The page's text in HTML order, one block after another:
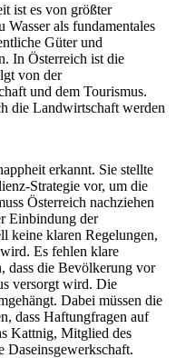
ist es von größter
als fundamentales
Güter und
In Österreich ist die
von der
und dem Tourismus.
die Landwirtschaft werden
erkannt. Sie stellte
Strategie vor, um die
Österreich nachziehen
Einbindung der
keine klaren Regelungen,
Es fehlen klare
dass die Bevölkerung vor
versorgt wird. Die
Dabei müssen die
dass Haftungfragen auf
Kattnig, Mitglied des
Daseinsgewerkschaft.